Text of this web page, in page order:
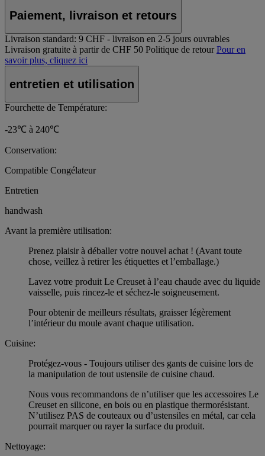
Paiement, livraison et retours
Livraison standard: 9 CHF - livraison en 2-5 jours ouvrables
Livraison gratuite à partir de CHF 50 Politique de retour Pour en
savoir plus, cliquez ici
entretien et utilisation
Fourchette de Température:
-23℃ à 240℃
Conservation:
Compatible Congélateur
Entretien
handwash
Avant la première utilisation:
Prenez plaisir à déballer votre nouvel achat ! (Avant toute
chose, veillez à retirer les étiquettes et l’emballage.)
Lavez votre produit Le Creuset à l’eau chaude avec du liquide
vaisselle, puis rincez-le et séchez-le soigneusement.
Pour obtenir de meilleurs résultats, graisser légèrement
l’intérieur du moule avant chaque utilisation.
Cuisine:
Protégez-vous - Toujours utiliser des gants de cuisine lors de
la manipulation de tout ustensile de cuisine chaud.
Nous vous recommandons de n’utiliser que les accessoires Le
Creuset en silicone, en bois ou en plastique thermorésistant.
N’utilisez PAS de couteaux ou d’ustensiles en métal, car cela
pourrait marquer ou rayer la surface du produit.
Nettoyage: